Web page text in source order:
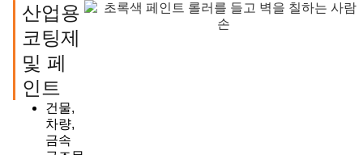
산업용
코팅제
및 페
인트
건물,
차량,
금속